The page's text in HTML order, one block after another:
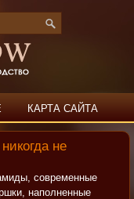
КАРТА САЙТА
не
современные
наполненные